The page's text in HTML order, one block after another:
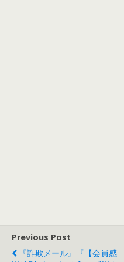
Previous Post
『詐欺メール』『【会員感